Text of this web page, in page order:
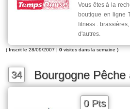
Vous êtes à la
boutique en ligne
fitness :
d'autres.
( Inscrit le 28/09/2007 | 0 visites dans la semaine )
34 Bourgogne
0 Pts